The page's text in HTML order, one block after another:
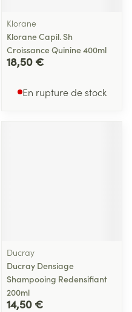
Klorane
Klorane Capil. Sh
Croissance Quinine 400ml
18,50 €
En rupture de stock
Ducray
Ducray Densiage
Shampooing Redensifiant
200ml
14,50 €